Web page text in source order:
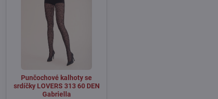
Punčochové kalhoty se
srdíčky LOVERS 313 60 DEN
Gabriella